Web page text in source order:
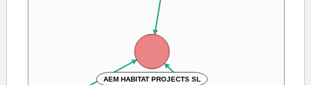
AEM HABITAT PROJECTS SL